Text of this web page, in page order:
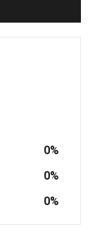
0%
0%
0%